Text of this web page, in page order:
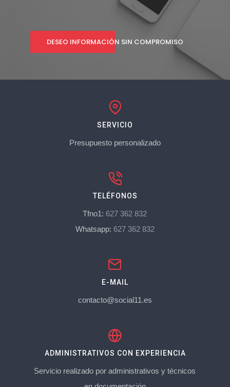
DESEO INFORMACIÓN SIN COMPROMISO
SERVICIO
Presupuesto personalizado
TELÉFONOS
Tfno1: 627 362 832
Whatsapp: 627 362 832
E-MAIL
contacto@social11.es
ADMINISTRATIVOS CON EXPERIENCIA
Servicio realizado por administrativos y técnicos